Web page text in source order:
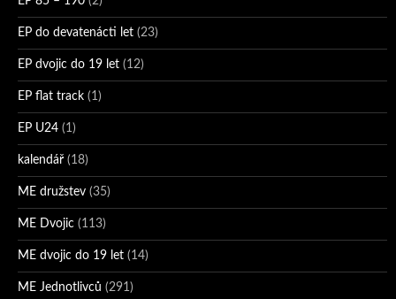
EP do devatenácti let (23)
EP dvojic do 19 let (12)
EP flat track (1)
EP U24 (1)
kalendář (18)
ME družstev (35)
ME Dvojic (113)
ME dvojic do 19 let (14)
ME Jednotlivců (291)